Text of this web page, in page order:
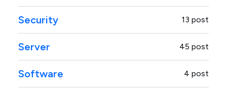
Security 13 post
Server 45 post
Software 4 post